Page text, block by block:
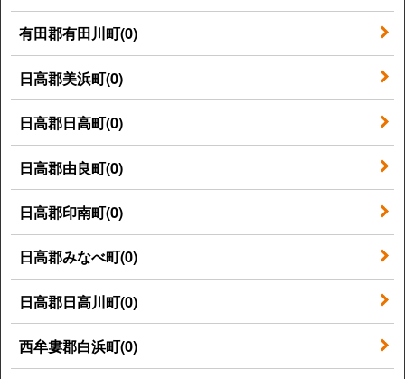
有田郡有田川町(0)
日高郡美浜町(0)
日高郡日高町(0)
日高郡由良町(0)
日高郡印南町(0)
日高郡みなべ町(0)
日高郡日高川町(0)
西牟婁郡白浜町(0)